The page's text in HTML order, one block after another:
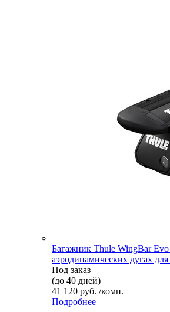
Багажник Thule WingBar
аэродинамических дугах
Под заказ
(до 40 дней)
41 120 руб. /комп.
Подробнее